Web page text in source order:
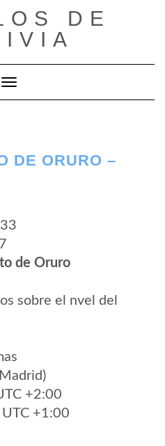
DE
Cambiar modo de navegación
DE ORURO –
de Oruro
sobre el nvel del
+2:00
+1:00